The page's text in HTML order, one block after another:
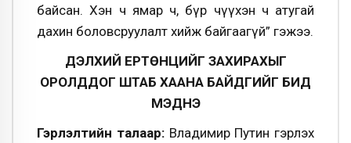
байсан. Хэн ч ямар ч, бүр өчүүхэн ч атугай
дахин боловсруулалт хийж байгаагүй” гэжээ.
ДЭЛХИЙ ЕРТӨНЦИЙГ ЗАХИРАХЫГ
ОРОЛДДОГ ШТАБ ХААНА БАЙДГИЙГ БИД
МЭДНЭ
Гэрлэлтийн талаар:Владимир Путин гэрлэх